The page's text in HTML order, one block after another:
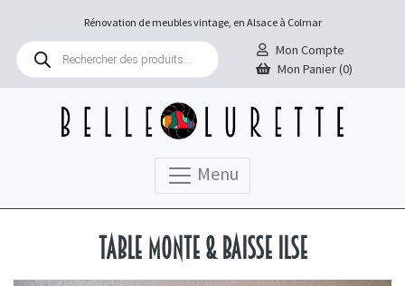
Rénovation de meubles vintage, en Alsace à Colmar
Recherche
produits
Mon Compte
Mon Panier (0)
Menu
Table monte & baisse Ilse